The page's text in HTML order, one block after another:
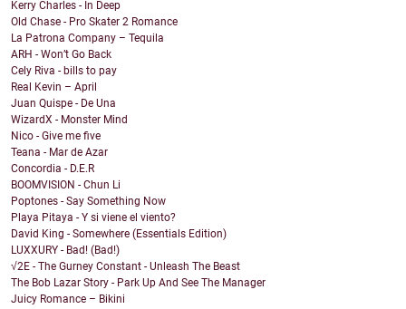
Kerry Charles - In Deep
Old Chase - Pro Skater 2 Romance
La Patrona Company – Tequila
ARH - Won’t Go Back
Cely Riva - bills to pay
Real Kevin – April
Juan Quispe - De Una
WizardX - Monster Mind
Nico - Give me five
Teana - Mar de Azar
Concordia - D.E.R
BOOMVISION - Chun Li
Poptones - Say Something Now
Playa Pitaya - Y si viene el viento?
David King - Somewhere (Essentials Edition)
LUXXURY - Bad! (Bad!)
√2E - The Gurney Constant - Unleash The Beast
The Bob Lazar Story - Park Up And See The Manager
Juicy Romance – Bikini